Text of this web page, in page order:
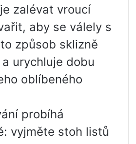
zalévat vroucí
aby se válely s
způsob sklizně
urychluje dobu
oblíbeného
probíhá
vyjměte stoh listů